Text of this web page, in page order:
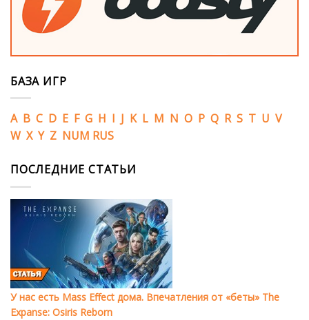
БАЗА ИГР
A B C D E F G H I J K L M N O P Q R S T U V
W X Y Z NUM RUS
ПОСЛЕДНИЕ СТАТЬИ
У нас есть Mass Effect дома. Впечатления от «беты» The
Expanse: Osiris Reborn